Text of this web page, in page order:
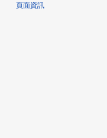
頁面資訊